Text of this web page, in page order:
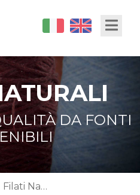
DA FONTI
Filati Naturali